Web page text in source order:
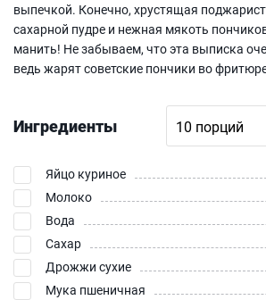
выпечкой. Конечно, хрустящая
сахарной пудре и нежная мякоть
манить! Не забываем, что эта выписка
ведь жарят советские пончики во
Ингредиенты
Яйцо куриное
Молоко
Вода
Сахар
Дрожжи сухие
Мука пшеничная